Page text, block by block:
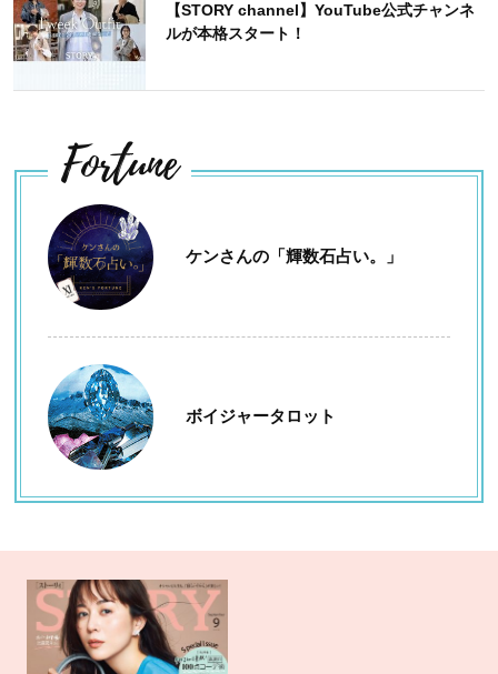
【STORY channel】YouTube公式チャンネ
ルが本格スタート！
Fortune
ケンさんの「輝数石占い。」
ボイジャータロット